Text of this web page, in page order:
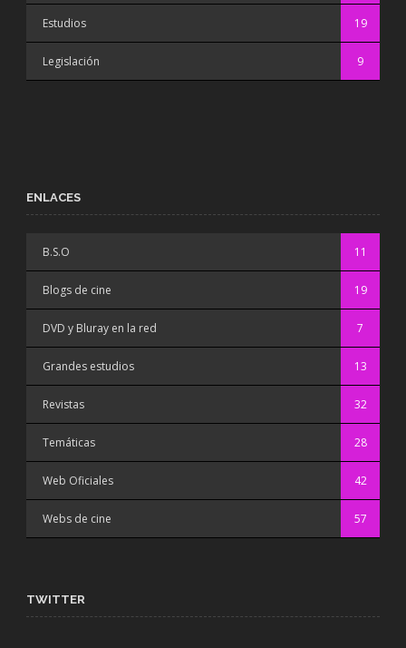
Estudios 19
Legislación 9
ENLACES
B.S.O 11
Blogs de cine 19
DVD y Bluray en la red 7
Grandes estudios 13
Revistas 32
Temáticas 28
Web Oficiales 42
Webs de cine 57
TWITTER